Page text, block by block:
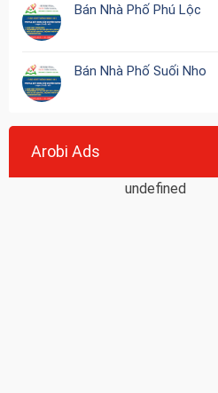
Bán Nhà Phố Phú Lộc
Bán Nhà Phố Suối Nho
Arobi Ads
undefined